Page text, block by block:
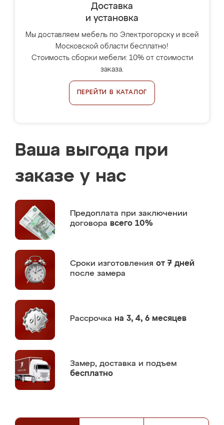
Доставка
и установка
Мы доставляем мебель по Электрогорску и всей
Московской области бесплатно!
Стоимость сборки мебели: 10% от стоимости
заказа.
ПЕРЕЙТИ В КАТАЛОГ
Ваша выгода при
заказе у нас
Предоплата при заключении
договора всего 10%
Сроки изготовления от 7 дней
после замера
Рассрочка на 3, 4, 6 месяцев
Замер, доставка и подъем
бесплатно